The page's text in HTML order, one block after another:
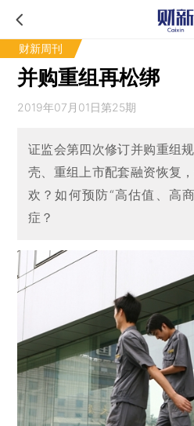
财新周刊
并购重组再松绑
2019年07月01日第25期
证监会第四次修订并购重组
壳、重组上市配套融资恢复
欢？如何预防“高估值、高
症？